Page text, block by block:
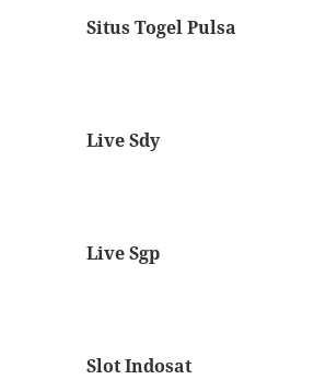
Situs Togel Pulsa
Live Sdy
Live Sgp
Slot Indosat